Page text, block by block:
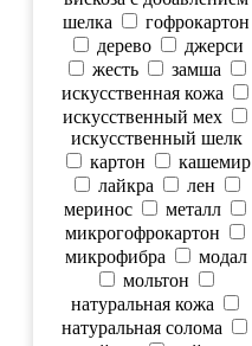
шелка
гофрокартон
дерево
джерси
жесть
замша
искусственная кожа
искусственный мех
искусственный шелк
картон
кашемир
лайкра
лен
меринос
металл
микрогофрокартон
микрофибра
модал
мольтон
натуральная кожа
натуральная солома